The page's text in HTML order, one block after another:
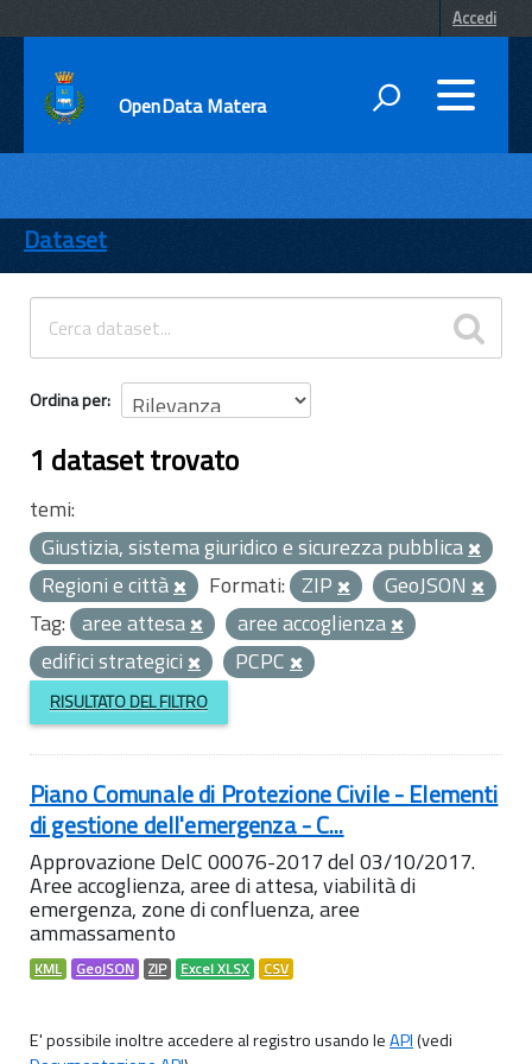
Accedi
OpenData Matera
ENTI
TEMI
INFORMAZIONI
Dataset
Ordina per
1 dataset trovato
temi:
Giustizia, sistema giuridico e sicurezza pubblica
Regioni e città
Formati: ZIP
GeoJSON
Tag: aree attesa
aree accoglienza
edifici strategici
PCPC
RISULTATO DEL FILTRO
Piano Comunale di Protezione Civile - Elementi
di gestione dell'emergenza - C...
Approvazione DelC 00076-2017 del 03/10/2017.
Aree accoglienza, aree di attesa, viabilità di
emergenza, zone di confluenza, aree
ammassamento
KML GeoJSON ZIP Excel XLSX CSV
E' possibile inoltre accedere al registro usando leAPI(vedi